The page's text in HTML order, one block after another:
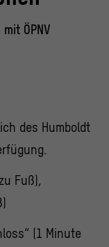
ÖPNV
des Humboldt
Fuß),
“ (1 Minute